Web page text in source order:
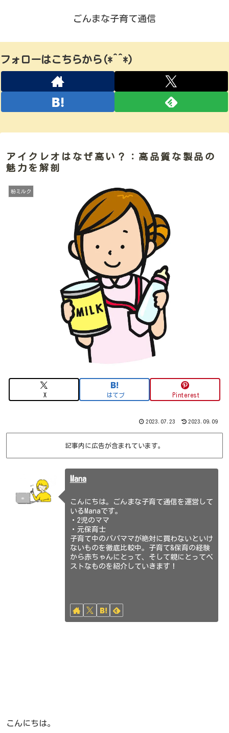
ごんまな子育て通信
フォローはこちらから(*^^*)
アイクレオはなぜ高い？：高品質な製品の
魅力を解剖
粉ミルク
X はてブ Pinterest
2023.07.23 2023.09.09
記事内に広告が含まれています。
Mana
こんにちは。ごんまな子育て通信を運営して
いるManaです。
・2児のママ
・元保育士
子育て中のパパママが絶対に買わないといけ
ないものを徹底比較中。子育て&保育の経験
から赤ちゃんにとって、そして親にとってベ
ストなものを紹介していきます！
こんにちは。